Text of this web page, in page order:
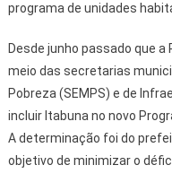
programa de unidades
Desde junho passado que
meio das secretarias
Pobreza (SEMPS) e de
incluir Itabuna no novo
A determinação foi do
objetivo de minimizar o